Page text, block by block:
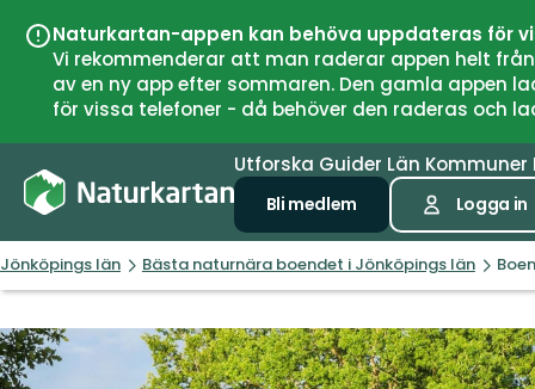
Naturkartan-appen kan behöva uppdateras för
Vi rekommenderar att man raderar appen helt
av en ny app efter sommaren. Den gamla
för vissa telefoner - då behöver den raderas och
Utforska Guider Län Kommuner
Bli medlem Logga in
Jönköpings län Bästa naturnära boendet i Jönköpings län